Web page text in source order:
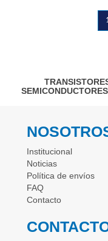
SEMICONDUCTORES
Institucional
Noticias
Política de envíos
FAQ
Contacto